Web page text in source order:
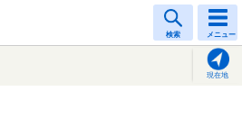
検索 メニュー
現在地